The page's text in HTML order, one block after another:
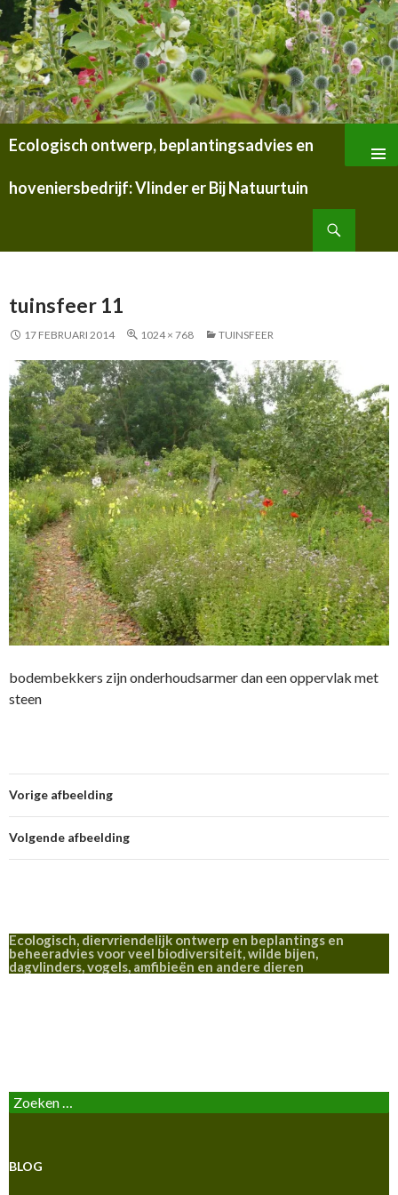
Ecologisch ontwerp, beplantingsadvies en
hoveniersbedrijf: Vlinder er Bij Natuurtuin
NAAR
INHOUD
tuinsfeer 11
17 FEBRUARI 2014 1024 × 768 TUINSFEER
bodembekkers zijn onderhoudsarmer dan een oppervlak met
steen
Vorige afbeelding
Volgende afbeelding
Ecologisch, diervriendelijk ontwerp en beplantings en
beheeradvies voor veel biodiversiteit, wilde bijen,
dagvlinders, vogels, amfibieën en andere dieren
Zoeken
naar:
BLOG